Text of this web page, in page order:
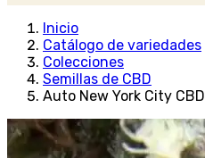
Inicio
Catálogo de variedades
Colecciones
Semillas de CBD
Auto New York City CBD